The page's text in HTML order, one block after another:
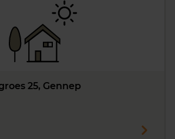
25, Gennep